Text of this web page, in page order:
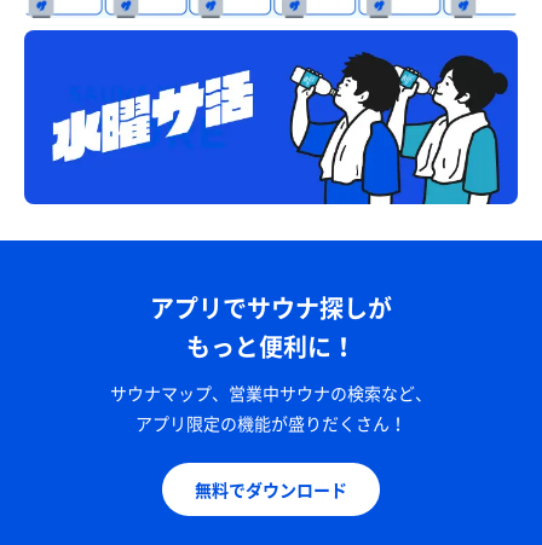
アプリでサウナ探しが
もっと便利に！
サウナマップ、営業中サウナの検索など、
アプリ限定の機能が盛りだくさん！
無料でダウンロード